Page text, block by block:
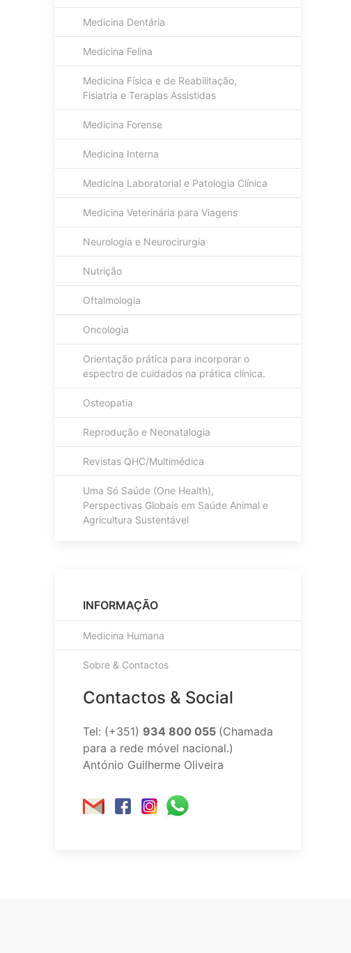
Medicina Dentária
Medicina Felina
Medicina Física e de Reabilitação,
Fisiatria e Terapias Assistidas
Medicina Forense
Medicina Interna
Medicina Laboratorial e Patologia Clínica
Medicina Veterinária para Viagens
Neurologia e Neurocirurgia
Nutrição
Oftalmologia
Oncologia
Orientação prática para incorporar o
espectro de cuidados na prática clínica.
Osteopatia
Reprodução e Neonatalogia
Revistas QHC/Multimédica
Uma Só Saúde (One Health),
Perspectivas Globais em Saúde Animal e
Agricultura Sustentável
INFORMAÇÃO
Medicina Humana
Sobre & Contactos
Contactos & Social
Tel: (+351) 934 800 055 (Chamada
para a rede móvel nacional.)
António Guilherme Oliveira